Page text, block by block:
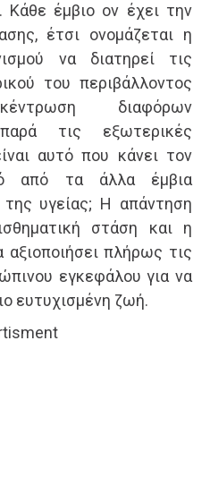
Κάθε έμβιο ον έχει την
έτσι ονομάζεται η
να διατηρεί τις
του περιβάλλοντος
διαφόρων
τις εξωτερικές
αυτό που κάνει τον
από τα άλλα έμβια
υγείας; Η απάντηση
στάση και η
αξιοποιήσει πλήρως τις
εγκεφάλου για να
ευτυχισμένη ζωή.